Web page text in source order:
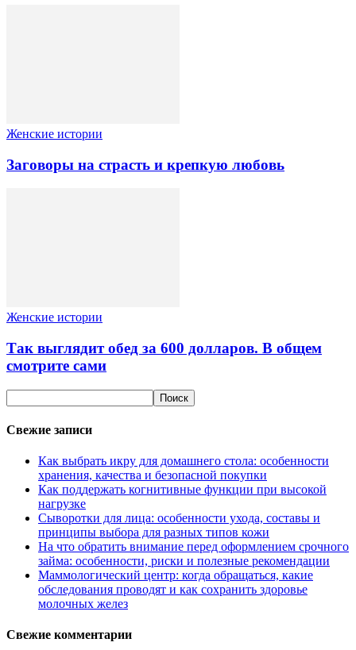
Женские истории
Заговоры на страсть и крепкую любовь
Женские истории
Так выглядит обед за 600 долларов. В общем
смотрите сами
Свежие записи
Как выбрать икру для домашнего стола: особенности
хранения, качества и безопасной покупки
Как поддержать когнитивные функции при высокой
нагрузке
Сыворотки для лица: особенности ухода, составы и
принципы выбора для разных типов кожи
На что обратить внимание перед оформлением срочного
займа: особенности, риски и полезные рекомендации
Маммологический центр: когда обращаться, какие
обследования проводят и как сохранить здоровье
молочных желез
Свежие комментарии